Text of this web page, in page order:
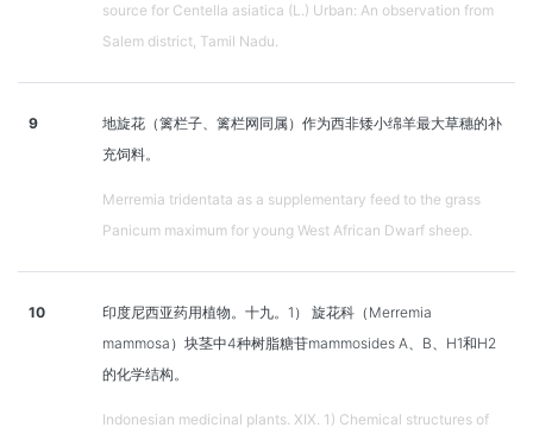
source for Centella asiatica (L.) Urban: An observation from
Salem district, Tamil Nadu.
9
地旋花（篱栏子、篱栏网同属）作为西非矮小绵羊最大草穗的补
充饲料。
Merremia tridentata as a supplementary feed to the grass
Panicum maximum for young West African Dwarf sheep.
10
印度尼西亚药用植物。十九。1） 旋花科（Merremia
mammosa）块茎中4种树脂糖苷mammosides A、B、H1和H2
的化学结构。
Indonesian medicinal plants. XIX. 1) Chemical structures of